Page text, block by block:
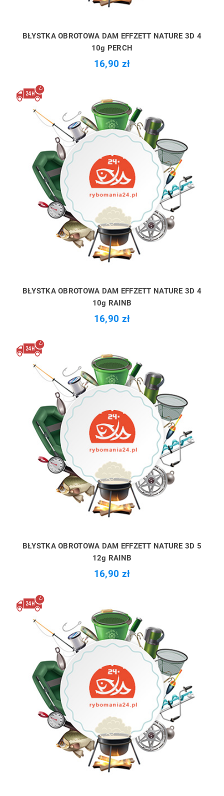
BŁYSTKA OBROTOWA DAM EFFZETT NATURE 3D 4
10g PERCH
16,90 zł
BŁYSTKA OBROTOWA DAM EFFZETT NATURE 3D 4
10g RAINB
16,90 zł
BŁYSTKA OBROTOWA DAM EFFZETT NATURE 3D 5
12g RAINB
16,90 zł